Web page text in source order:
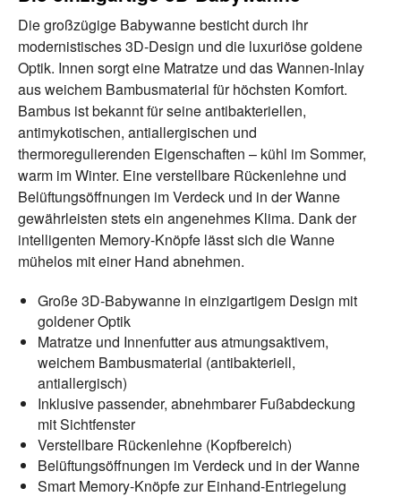
Die großzügige Babywanne besticht durch ihr
modernistisches 3D-Design und die luxuriöse goldene
Optik. Innen sorgt eine Matratze und das Wannen-Inlay
aus weichem Bambusmaterial für höchsten Komfort.
Bambus ist bekannt für seine antibakteriellen,
antimykotischen, antiallergischen und
thermoregulierenden Eigenschaften – kühl im Sommer,
warm im Winter. Eine verstellbare Rückenlehne und
Belüftungsöffnungen im Verdeck und in der Wanne
gewährleisten stets ein angenehmes Klima. Dank der
intelligenten Memory-Knöpfe lässt sich die Wanne
mühelos mit einer Hand abnehmen.
Große 3D-Babywanne in einzigartigem Design mit
goldener Optik
Matratze und Innenfutter aus atmungsaktivem,
weichem Bambusmaterial (antibakteriell,
antiallergisch)
Inklusive passender, abnehmbarer Fußabdeckung
mit Sichtfenster
Verstellbare Rückenlehne (Kopfbereich)
Belüftungsöffnungen im Verdeck und in der Wanne
Smart Memory-Knöpfe zur Einhand-Entriegelung